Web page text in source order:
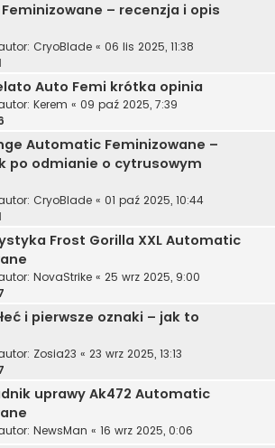
Feminizowane – recenzja i opis
CryoBlade « 06 lis 2025, 11:38
Auto Femi krótka opinia
Kerem « 09 paź 2025, 7:39
Automatic Feminizowane –
po odmianie o cytrusowym
CryoBlade « 01 paź 2025, 10:44
Frost Gorilla XXL Automatic
NovaStrike « 25 wrz 2025, 9:00
i pierwsze oznaki – jak to
Zosia23 « 23 wrz 2025, 13:13
uprawy Ak472 Automatic
NewsMan « 16 wrz 2025, 0:06